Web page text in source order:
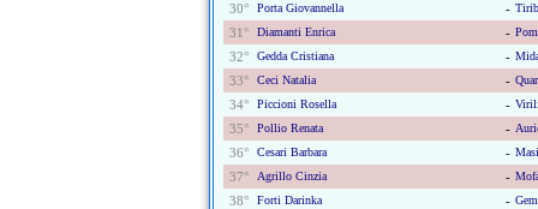
30° Porta Giovannella -
31° Diamanti Enrica -
32° Gedda Cristiana -
33° Ceci Natalia -
34° Piccioni Rosella -
35° Pollio Renata -
36° Cesari Barbara -
37° Agrillo Cinzia -
38° Forti Darinka -